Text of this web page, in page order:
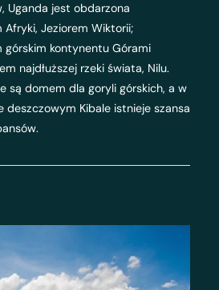
Uganda jest obdarzona
Afryki, Jeziorem Wiktorii;
górskim kontynentu Górami
najdłuższej rzeki świata, Nilu.
są domem dla goryli górskich, a w
deszczowym Kibale istnieje szansa